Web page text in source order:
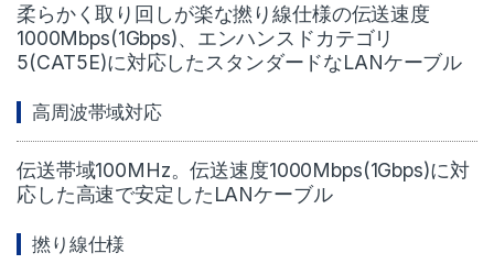
柔らかく取り回しが楽な撚り線仕様の伝送速度
1000Mbps(1Gbps)、エンハンスドカテゴリ
5(CAT5E)に対応したスタンダードなLANケーブル
高周波帯域対応
伝送帯域100MHz。伝送速度1000Mbps(1Gbps)に対
応した高速で安定したLANケーブル
撚り線仕様